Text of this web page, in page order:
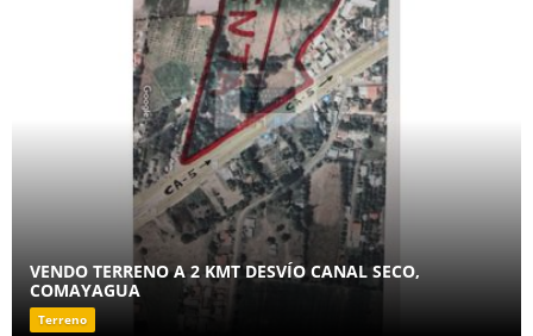
VENDO TERRENO A 2 KMT DESVÍO CANAL SECO,
COMAYAGUA
Terreno